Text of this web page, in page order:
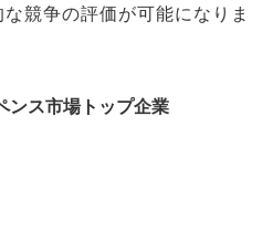
競争の評価が可能になりま
ンス市場トップ企業